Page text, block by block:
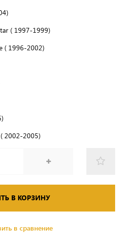
( 1997-1999)
( 1996-2002)
2002-2005)
В КОРЗИНУ
в сравнение